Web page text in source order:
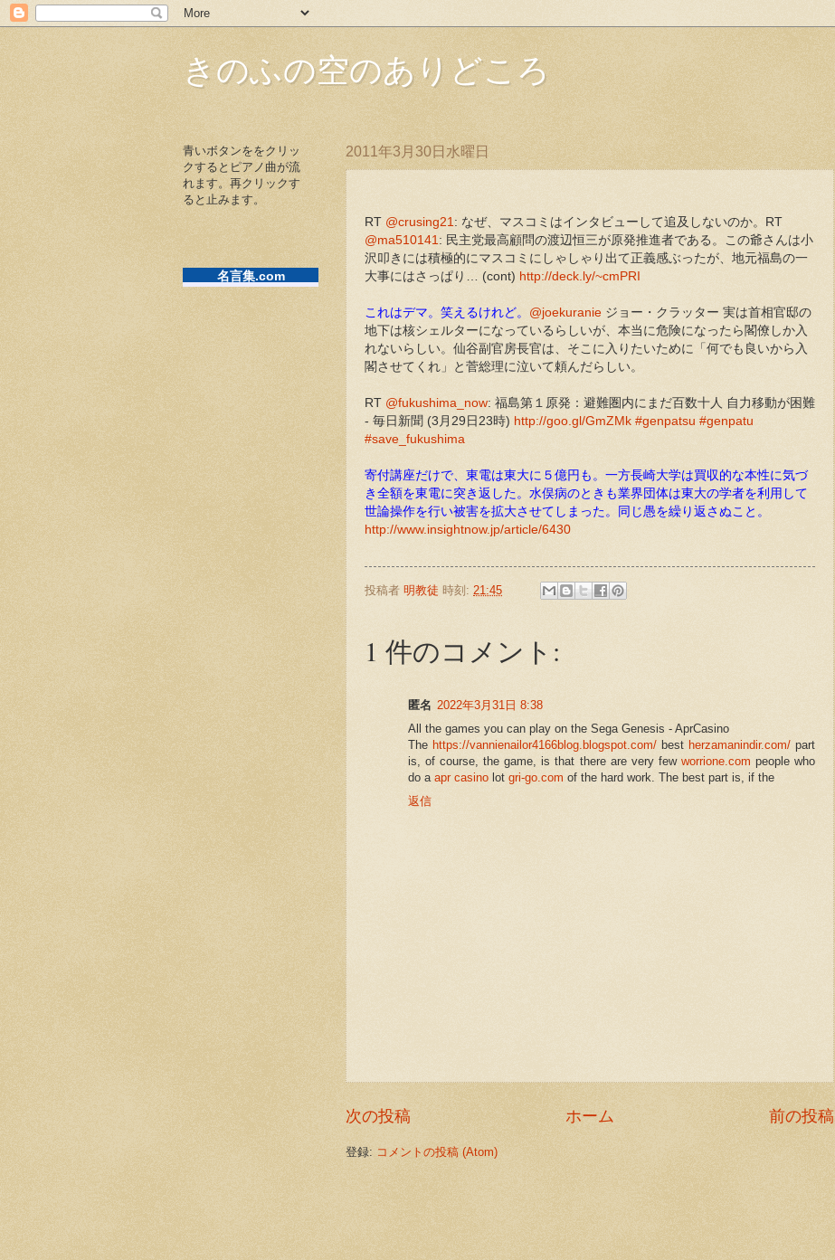
きのふの空のありどころ
2011年3月30日水曜日
RT @crusing21 : なぜ、マスコミはインタビューして追及しないのか。RT
@ma510141 : 民主党最高顧問の渡辺恒三が原発推進者である。この爺さんは小
沢叩きには積極的にマスコミにしゃしゃり出て正義感ぶったが、地元福島の一
大事にはさっぱり… (cont) http://deck.ly/~cmPRI
これはデマ。笑えるけれど。 @joekuranie ジョー・クラッター 実は首相官邸の
地下は核シェルターになっているらしいが、本当に危険になったら閣僚しか入
れないらしい。仙谷副官房長官は、そこに入りたいために「何でも良いから入
閣させてくれ」と菅総理に泣いて頼んだらしい。
RT @fukushima_now: 福島第１原発：避難圏内にまだ百数十人 自力移動が困難
- 毎日新聞 (3月29日23時) http://goo.gl/GmZMk #genpatsu #genpatu
#save_fukushima
寄付講座だけで、東電は東大に５億円も。一方長崎大学は買収的な本性に気づ
き全額を東電に突き返した。水俣病のときも業界団体は東大の学者を利用して
世論操作を行い被害を拡大させてしまった。同じ愚を繰り返さぬこと。
http://www.insightnow.jp/article/6430
投稿者 明教徒 時刻: 21:45
1 件のコメント:
匿名 2022年3月31日 8:38
All the games you can play on the Sega Genesis - AprCasino
The https://vannienailor4166blog.blogspot.com/ best herzamanindir.com/ part
is, of course, the game, is that there are very few worrione.com people who
do a apr casino lot gri-go.com of the hard work. The best part is, if the
返信
次の投稿 前の投稿
ホーム
登録: コメントの投稿 (Atom)
青いボタンををクリッ
クするとピアノ曲が流
れます。再クリックす
ると止みます。
名言集.com